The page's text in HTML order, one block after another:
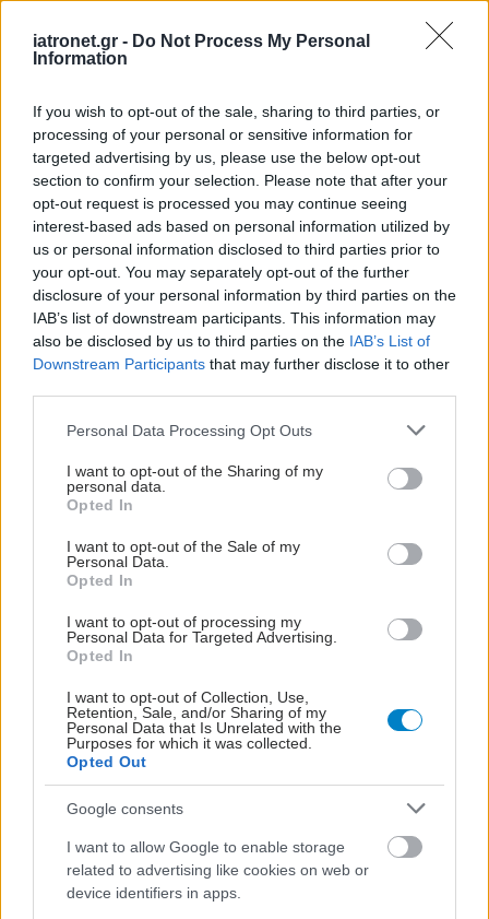
iatronet.gr - Do Not Process My Personal
Information
If you wish to opt-out of the sale, sharing to third parties, or
processing of your personal or sensitive information for
targeted advertising by us, please use the below opt-out
section to confirm your selection. Please note that after your
opt-out request is processed you may continue seeing
interest-based ads based on personal information utilized by
us or personal information disclosed to third parties prior to
your opt-out. You may separately opt-out of the further
disclosure of your personal information by third parties on the
IAB’s list of downstream participants. This information may
also be disclosed by us to third parties on the IAB’s List of
Downstream Participants that may further disclose it to other
Please note that this website/app uses one or more Google
not limited to your visit or usage behaviour. You may click to
grant or deny consent to Google and its third-party tags to
use your data for below specified purposes in below Google
consent section.
Personal Data Processing Opt Outs
I want to opt-out of the Sharing of my
personal data.
Opted In
I want to opt-out of the Sale of my
Personal Data.
Opted In
I want to opt-out of processing my
Personal Data for Targeted Advertising.
Opted In
I want to opt-out of Collection, Use,
Retention, Sale, and/or Sharing of my
Personal Data that Is Unrelated with the
Purposes for which it was collected.
Opted Out
Google consents
I want to allow Google to enable storage
related to advertising like cookies on web or
device identifiers in apps.
ΜΠΕΙΤΕ ΣΤΗ ΣΥΖΗΤΗΣΗ
Loading...
Προσθήκη Σχολίου